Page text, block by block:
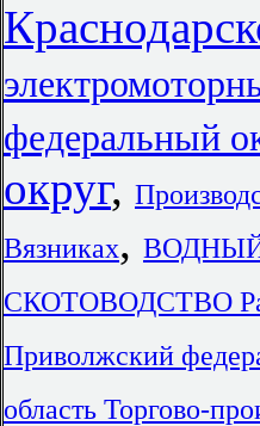
федеральный
округ,
Вязниках, ВОДНЫЙ
СКОТОВОДСТВО
Приволжский
область Торгово-